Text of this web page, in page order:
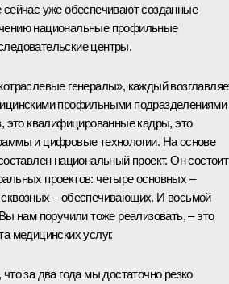
сейчас уже обеспечивают созданные
национальные профильные
центры.
генералы», каждый
профильными подразделениями
это квалифицированные кадры, это
и цифровые технологии. На основе
национальный проект. Он состоит
проектов: четыре основных –
– обеспечивающих. И восьмой
нам поручили тоже реализовать, – это
медицинских услуг.
за два года мы достаточно резко